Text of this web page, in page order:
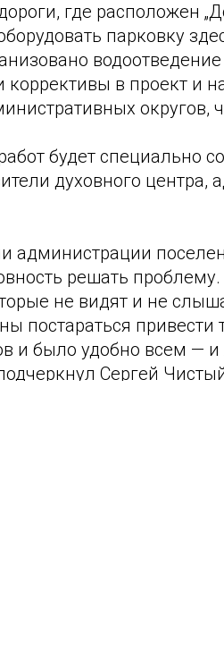
где расположен
парковку
в проект и
округов,
будет специально
духовного центра,
администрации
решать
не видят и не
привести
и было удобно всем —
Сергей